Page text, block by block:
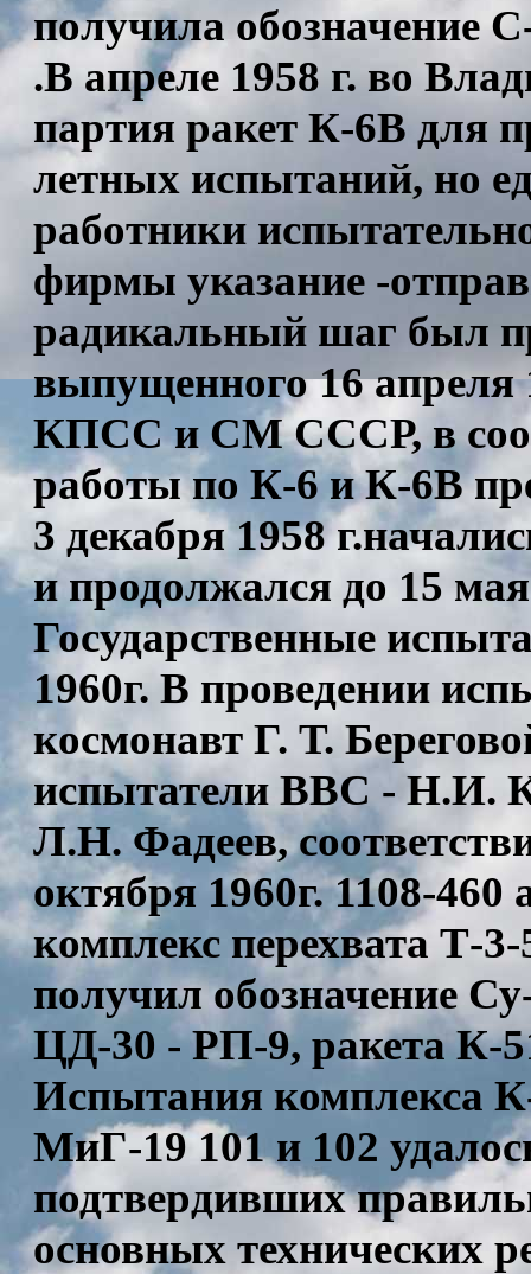
получила обозначение
.В апреле 1958 г. во
партия ракет К-6В для
летных испытаний, но
работники
фирмы указание -
радикальный шаг был
выпущенного 16 апреля
КПСС и СМ СССР, в
работы по К-6 и К-6В
3 декабря 1958
и продолжался до 15
Государственные
1960г. В проведении
космонавт Г. Т.
испытатели ВВС - Н.И.
Л.Н. Фадеев,
октября 1960г. 1108-
комплекс перехвата Т-
получил обозначение
ЦД-30 - РП-9, ракета К-
Испытания комплекса
МиГ-19 101 и 102
подтвердивших
основных технических